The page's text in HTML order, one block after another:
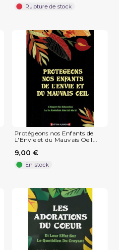
Rupture de stock
Protégeons nos Enfants de
L'Envie et du Mauvais Oeil...
9,00 €
En stock